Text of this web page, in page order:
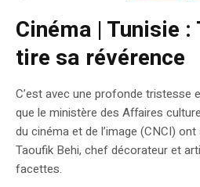
Cinéma | Tunisie
tire sa révérence
C’est avec une profonde tristesse
que le ministère des Affaires
du cinéma et de l’image (CNCI)
Taoufik Behi, chef décorateur et
facettes.